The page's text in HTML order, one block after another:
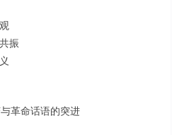
振
革命话语的突进